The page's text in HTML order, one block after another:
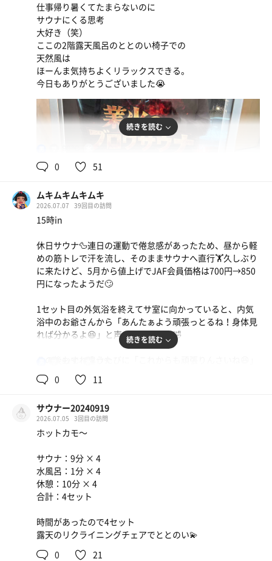
唐揚げカレー
イオンウォーター
辛味噌ラーメン(激辛)
ウイルキンソン 炭酸レモン
仕事帰り暑くてたまらないのに
サウナにくる思考
大好き（笑）
ここの2階露天風呂のととのい椅子での
天然風は
ほーんま気持ちよくリラックスできる。
今日もありがとうございました😭
続きを読む
0 51
ムキムキムキムキ
2026.07.07 39回目の訪問
15時in
休日サウナ🦆連日の運動で倦怠感があったため、昼から軽
めの筋トレで汗を流し、そのままサウナへ直行🏋️久しぶり
に来たけど、5月から値上げでJAF会員価格は700円→850
円になったようだ🙄
1セット目の外気浴を終えてサ室に向かっていると、内気
浴中のお爺さんから「あんたぁよう頑張っとるね！身体見
れば分かるよ😆」と声を掛けられる🤣
と声を掛けられ、最後はロッカー室で世間話をしながら一
緒に髪を乾かすことに😂よくわらんけど元気をもらえるサ
サウナ：7分 × 4
水風呂：30秒 × 4
合計：4セット
続きを読む
0 11
サウナー20240919
2026.07.05 3回目の訪問
ホットカモ〜
サウナ：9分 × 4
水風呂：1分 × 4
休憩：10分 × 4
合計：4セット
時間があったので4セット
露天のリクライニングチェアでととのい💫
0
21